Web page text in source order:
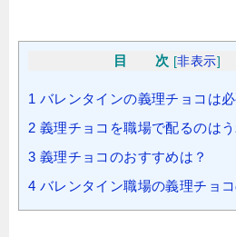
目 次 [非表示]
1 バレンタインの義理チョコは
2 義理チョコを職場で配るのは
3 義理チョコのおすすめは？
4 バレンタイン職場の義理チョ